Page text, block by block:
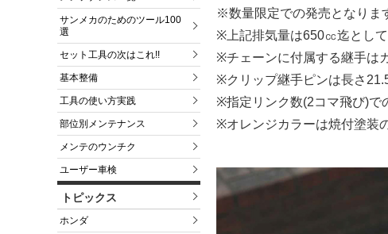
サンメカのためのツール100
選
セット工具の次はこれ!!
基本整備
工具の使い方実践
部位別メンテナンス
メンテのウンチク
ユーザー車検
トピックス
ホンダ
※数量限定での発売となりま
※上記排気量は650㏄迄とし
※チェーンに付属する継手は
※クリップ継手ピンは長さ
※指定リンク数(2コマ飛び)で
※オレンジカラーは焼付塗装